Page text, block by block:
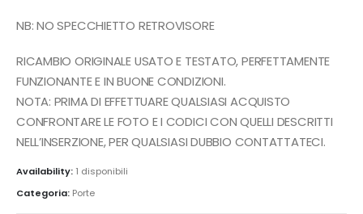
NB: NO SPECCHIETTO RETROVISORE
RICAMBIO ORIGINALE USATO E TESTATO, PERFETTAMENTE
FUNZIONANTE E IN BUONE CONDIZIONI.
NOTA: PRIMA DI EFFETTUARE QUALSIASI ACQUISTO
CONFRONTARE LE FOTO E I CODICI CON QUELLI DESCRITTI
NELL’INSERZIONE, PER QUALSIASI DUBBIO CONTATTATECI.
Availability: 1 disponibili
Categoria: Porte